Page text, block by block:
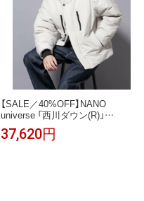
【SALE／40%OFF】NANO
universe 「西川ダウン(R)」
SOLOTEXショートダウン ナノユ
ニバース ジャケット・アウター ダ
37,620円